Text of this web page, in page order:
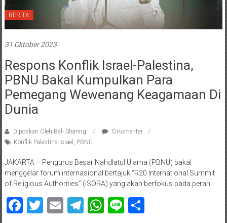
BERITA
31 Oktober 2023
Respons Konflik Israel-Palestina,
PBNU Bakal Kumpulkan Para
Pemegang Wewenang Keagamaan Di
Dunia
Diposkan Oleh:Bali Sharing
0 Komentar
Konflik Palestina-Israel , PBNU
JAKARTA – Pengurus Besar Nahdlatul Ulama (PBNU) bakal
menggelar forum internasional bertajuk “R20 International Summit
of Religious Authorities” (ISORA) yang akan berfokus pada peran
Facebook
Twitter
EmailTelegram
WhatsApp
LineShare